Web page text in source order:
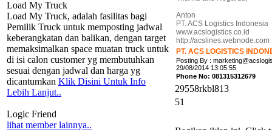
Load My Truck
Load My Truck, adalah fasilitas bagi
Pemilik Truck untuk memposting jadwal
keberangkatan dan balikan, dengan target
memaksimalkan space muatan truck untuk
di isi calon customer yg membutuhkan
sesuai dengan jadwal dan harga yg
dicantumkan Klik Disini Untuk Info
Lebih Lanjut..
Logic Friend
lihat member lainnya..
Anton
PT. ACS Logistics Indonesia
www.acslogistics.co.id
http://acslines.webnode.com
PT. ACS LOGISTICS
Posting By :
29/08/2014 13:05:55
Phone No: 081315312679
29558rkbl813
51